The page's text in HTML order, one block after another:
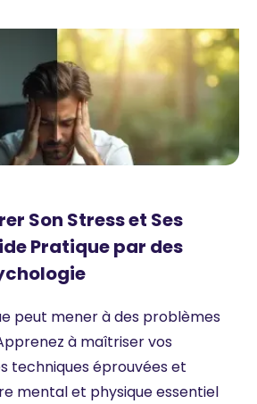
Son Stress et Ses
Pratique par des
peut mener à des problèmes
à maîtriser vos
techniques éprouvées et
mental et physique essentiel